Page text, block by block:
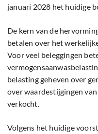
januari 2028 het huidige
De kern van de
betalen over het
Voor veel beleggingen
belasting geheven over
over waardestijgingen
verkocht.
Volgens het huidige